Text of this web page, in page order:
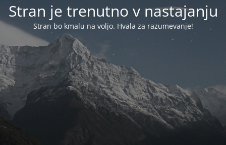
Stran je trenutno v nastajanju
Stran bo kmalu na voljo. Hvala za razumevanje!